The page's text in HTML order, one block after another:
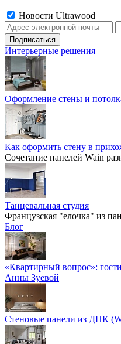
Новости Ultrawood
Интерьерные решения
Оформление стены и
Как оформить стену в
Сочетание панелей Wain
Танцевальная студия
Французская "елочка" из
Блог
«Квартирный вопрос»:
Анны Зуевой
Стеновые панели из ДПК